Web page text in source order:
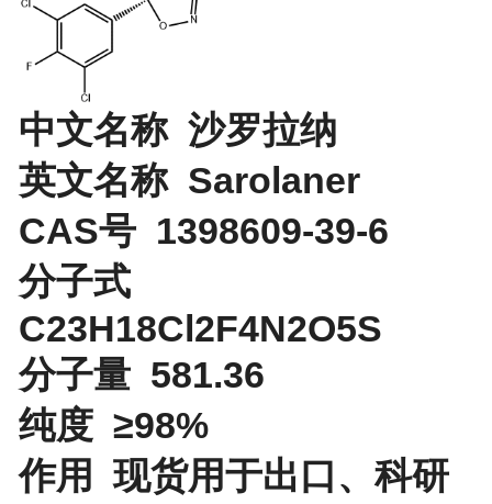
中文名称 沙罗拉纳
英文名称 Sarolaner
CAS号 1398609-39-6
分子式
C23H18Cl2F4N2O5S
分子量 581.36
纯度 ≥98%
作用 现货用于出口、科研